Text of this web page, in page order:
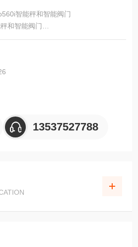
智能秤和智能阀门
和智能阀门
，可一目了然地显示气体温度、相对湿
13537527788